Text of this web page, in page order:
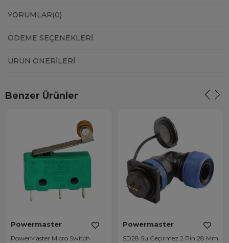
YORUMLAR(0)
ÖDEME SEÇENEKLERI
ÜRÜN ÖNERILERI
Benzer Ürünler
Powermaster
PowerMaster Micro Switch
Powermaster
SD28 Su Geçirmez 2 Pin 28 Mm